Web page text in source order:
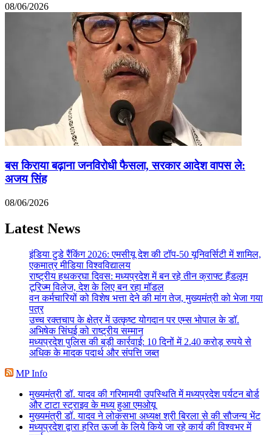
08/06/2026
बस किराया बढ़ाना जनविरोधी फैसला, सरकार आदेश वापस ले:
अजय सिंह
08/06/2026
Latest News
इंडिया टुडे रैंकिंग 2026: एमसीयू देश की टॉप-50 यूनिवर्सिटी में शामिल,
एकमात्र मीडिया विश्वविद्यालय
राष्ट्रीय हथकरघा दिवस: मध्यप्रदेश में बन रहे तीन क्राफ्ट हैंडलूम
टूरिज्म विलेज, देश के लिए बन रहा मॉडल
वन कर्मचारियों को विशेष भत्ता देने की मांग तेज, मुख्यमंत्री को भेजा गया
पत्र
उच्च रक्तचाप के क्षेत्र में उत्कृष्ट योगदान पर एम्स भोपाल के डॉ.
अभिषेक सिंघई को राष्ट्रीय सम्मान
मध्यप्रदेश पुलिस की बड़ी कार्रवाई: 10 दिनों में 2.40 करोड़ रुपये से
अधिक के मादक पदार्थ और संपत्ति जब्त
MP Info
मुख्यमंत्री डॉ. यादव की गरिमामयी उपस्थिति में मध्यप्रदेश पर्यटन बोर्ड
और टाटा स्ट्राइव के मध्य हुआ एमओयू
मुख्यमंत्री डॉ. यादव ने लोकसभा अध्यक्ष श्री बिरला से की सौजन्य भेंट
मध्यप्रदेश द्वारा हरित ऊर्जा के लिये किये जा रहे कार्य की विश्वभर में